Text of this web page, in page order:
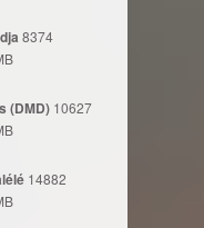
8374
(DMD) 10627
14882